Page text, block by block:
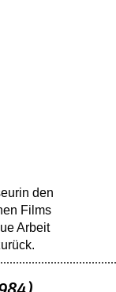
den
Films
Arbeit